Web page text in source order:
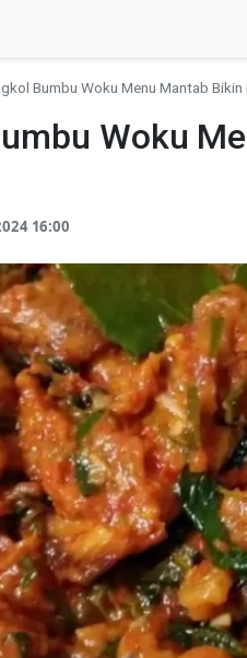
Bumbu Woku Menu Mantab Bikin
Woku
16:00